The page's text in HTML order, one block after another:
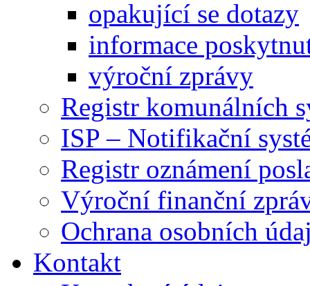
opakující se dotazy
informace
výroční zprávy
Registr komunálních
ISP – Notifikační
Registr oznámení
Výroční finanční
Ochrana osobních
Kontakt